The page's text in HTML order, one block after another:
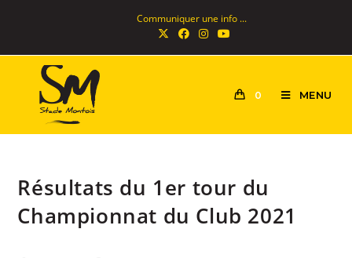
Communiquer une info ...
0 MENU
Résultats du 1er tour du
Championnat du Club 2021